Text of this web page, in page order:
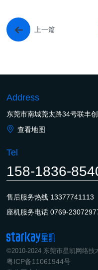
上一篇
©2010-2024 东莞市星凯网络技
粤ICP备11061944号
Address
东莞市南城莞太路34号联丰
查看地图
Tel
158-1836-
售后服务热线 13377741113
座机服务电话0769-